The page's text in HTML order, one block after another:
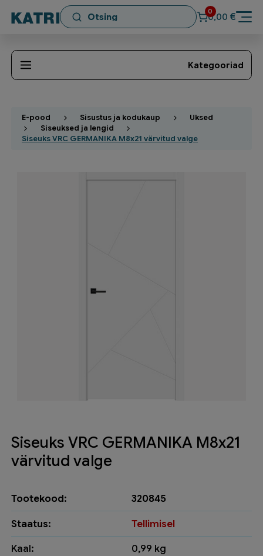
0
0,00 €
Kategooriad
E-pood Sisustus ja kodukaup
Uksed
Siseuksed ja lengid
Siseuks VRC GERMANIKA M8x21 värvitud valge
Siseuks VRC GERMANIKA M8x21
värvitud valge
Tootekood: 320845
Staatus: Tellimisel
Kaal: 0,99 kg